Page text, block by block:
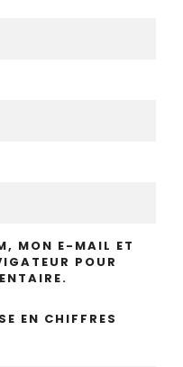
MON E-MAIL ET
POUR
EN CHIFFRES